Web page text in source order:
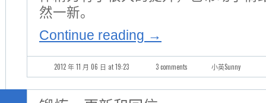
然一新。
Continue reading →
2012 年 11 月 06 日 at 19:23 3 comments 小英Sunny